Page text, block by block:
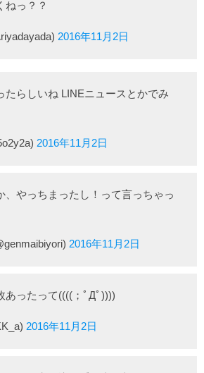
ねっ？？
2016年11月2日
たらしいね LINEニュースとかでみ
2016年11月2日
、やっちまったし！って言っちゃっ
2016年11月2日
あったって((((；ﾟДﾟ))))
2016年11月2日